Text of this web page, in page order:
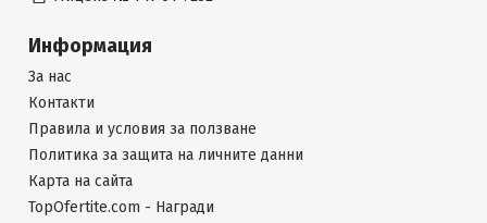
Информация
За нас
Контакти
Правила и условия за ползване
Политика за защита на личните данни
Карта на сайта
TopOfertite.com - Награди